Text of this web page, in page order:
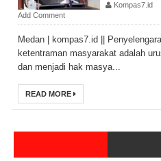
Kompas7.id
Add Comment
Medan | kompas7.id ||
ketentraman masyarakat adalah
dan menjadi hak masya...
READ MORE